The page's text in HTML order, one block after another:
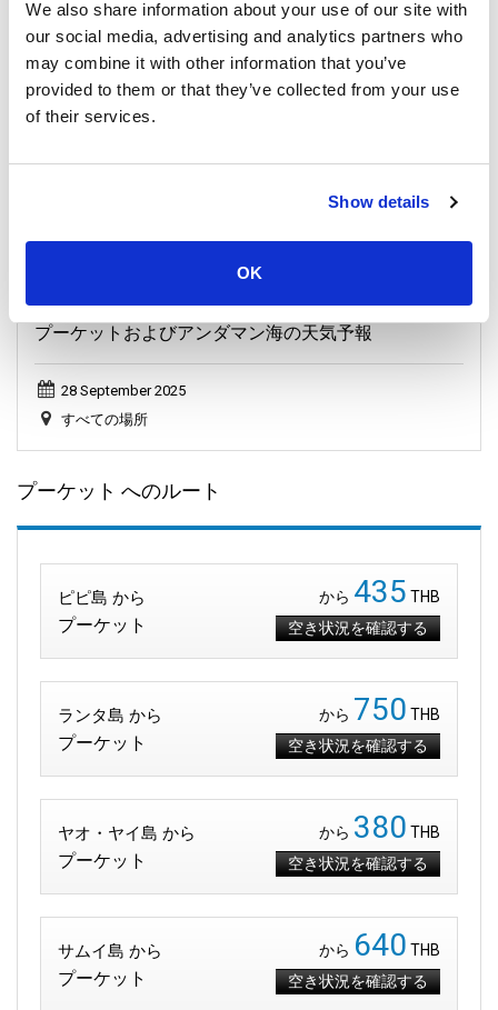
We also share information about your use of our site with
our social media, advertising and analytics partners who
may combine it with other information that you’ve
provided to them or that they’ve collected from your use
of their services.
Show details
OK
General, Weather, Announcement
プーケットおよびアンダマン海の天気予報
28 September 2025
すべての場所
プーケット へのルート
ピピ島 から
プーケット
から 435 THB
空き状況を確認する
ランタ島 から
プーケット
から 750 THB
空き状況を確認する
ヤオ・ヤイ島 から
プーケット
から 380 THB
空き状況を確認する
サムイ島 から
プーケット
から 640 THB
空き状況を確認する